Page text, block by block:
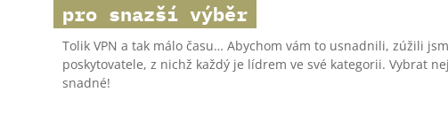
pro snazší výběr
Tolik VPN a tak málo času… Abychom vám to usnadnili, zúžili
poskytovatele, z nichž každý je lídrem ve své kategorii. Vybrat
snadné!